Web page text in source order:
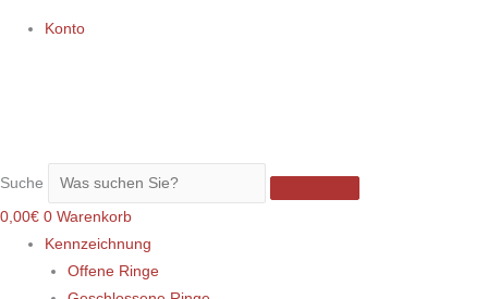
Konto
Suche
0,00€ 0 Warenkorb
Kennzeichnung
Offene Ringe